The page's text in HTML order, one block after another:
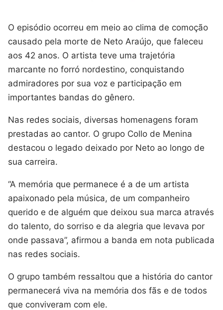
O episódio ocorreu em meio ao clima de comoção
causado pela morte de Neto Araújo, que faleceu
aos 42 anos. O artista teve uma trajetória
marcante no forró nordestino, conquistando
admiradores por sua voz e participação em
importantes bandas do gênero.
Nas redes sociais, diversas homenagens foram
prestadas ao cantor. O grupo Collo de Menina
destacou o legado deixado por Neto ao longo de
sua carreira.
“A memória que permanece é a de um artista
apaixonado pela música, de um companheiro
querido e de alguém que deixou sua marca através
do talento, do sorriso e da alegria que levava por
onde passava”, afirmou a banda em nota publicada
nas redes sociais.
O grupo também ressaltou que a história do cantor
permanecerá viva na memória dos fãs e de todos
que conviveram com ele.